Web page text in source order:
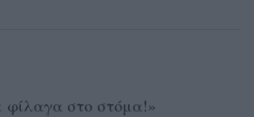
στο στόμα!»